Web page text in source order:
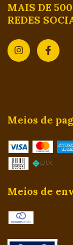
MAIS DE
REDES
Meios de
Meios de